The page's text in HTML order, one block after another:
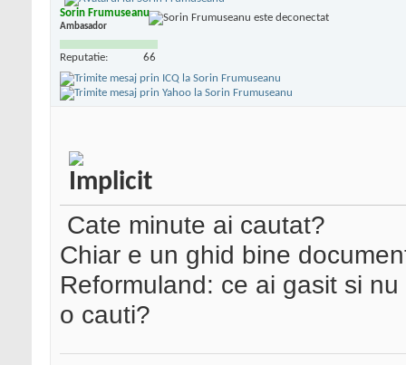
Sorin Frumuseanu
Ambasador
Reputatie: 66
Cate minute ai cautat?
Chiar e un ghid bine
Reformuland: ce ai gasit si
o cauti?